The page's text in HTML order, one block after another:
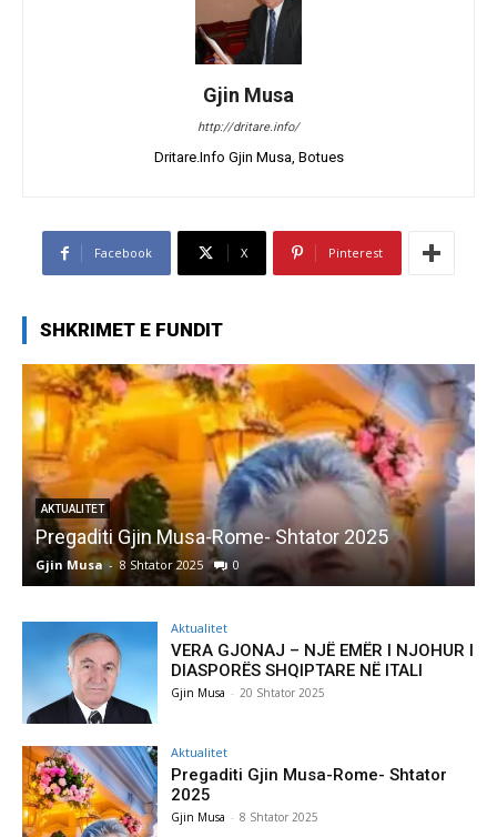
Gjin Musa
http://dritare.info/
Dritare.Info Gjin Musa, Botues
Facebook X Pinterest
SHKRIMET E FUNDIT
AKTUALITET
Pregaditi Gjin Musa-Rome- Shtator 2025
Gjin Musa - 8 Shtator 2025 0
Aktualitet
VERA GJONAJ – NJË EMËR I NJOHUR I
DIASPORËS SHQIPTARE NË ITALI
Gjin Musa - 20 Shtator 2025
Aktualitet
Pregaditi Gjin Musa-Rome- Shtator
2025
Gjin Musa - 8 Shtator 2025